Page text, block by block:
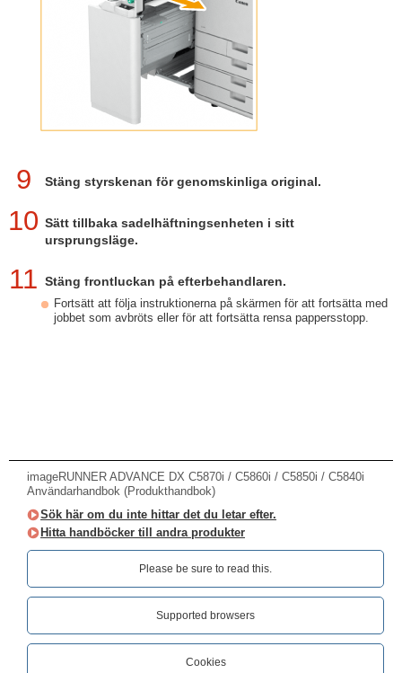
9 Stäng styrskenan för genomskinliga original.
10 Sätt tillbaka sadelhäftningsenheten i sitt
ursprungsläge.
11 Stäng frontluckan på efterbehandlaren.
Fortsätt att följa instruktionerna på skärmen för att fortsätta med
jobbet som avbröts eller för att fortsätta rensa pappersstopp.
imageRUNNER ADVANCE DX C5870i / C5860i / C5850i / C5840i
Användarhandbok (Produkthandbok)
Sök här om du inte hittar det du letar efter.
Hitta handböcker till andra produkter
Please be sure to read this.‎
Supported browsers
Cookies